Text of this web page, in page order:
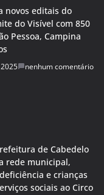
novos editais do
do Visível com 850
Pessoa, Campina
nenhum comentário
de Cabedelo
rede municipal,
e crianças
sociais ao Circo